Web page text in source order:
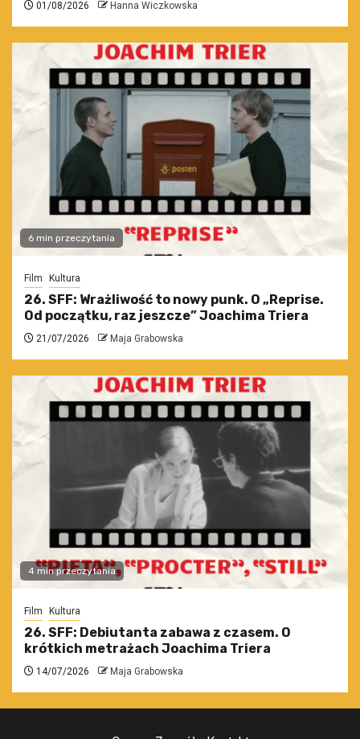
01/08/2026 Hanna Wiczkowska
6 min przeczytania
Film Kultura
26. SFF: Wrażliwość to nowy punk. O „Reprise.
Od początku, raz jeszcze” Joachima Triera
21/07/2026 Maja Grabowska
4 min przeczytania
Film Kultura
26. SFF: Debiutanta zabawa z czasem. O
krótkich metrażach Joachima Triera
14/07/2026 Maja Grabowska